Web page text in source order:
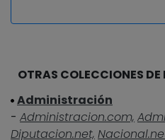
OTRAS COLECCIONES
Administración
- Administracion.com,
Diputacion.net,